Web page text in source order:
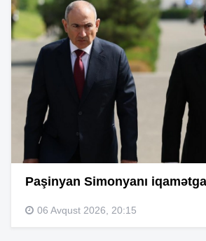
Paşinyan Simonyanı
06 Avqust 2026, 20:15